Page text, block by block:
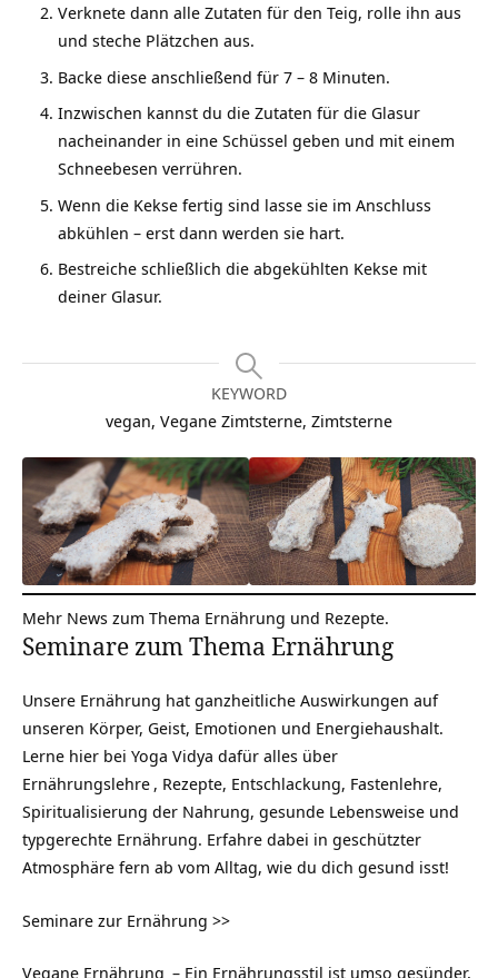
Verknete dann alle Zutaten für den Teig, rolle ihn aus
und steche Plätzchen aus.
Backe diese anschließend für 7 – 8 Minuten.
Inzwischen kannst du die Zutaten für die Glasur
nacheinander in eine Schüssel geben und mit einem
Schneebesen verrühren.
Wenn die Kekse fertig sind lasse sie im Anschluss
abkühlen – erst dann werden sie hart.
Bestreiche schließlich die abgekühlten Kekse mit
deiner Glasur.
KEYWORD
vegan, Vegane Zimtsterne, Zimtsterne
Mehr News zum Thema Ernährung und Rezepte.
Seminare zum Thema Ernährung
Unsere Ernährung hat ganzheitliche Auswirkungen auf
unseren Körper, Geist, Emotionen und Energiehaushalt.
Lerne hier bei Yoga Vidya dafür alles über
Ernährungslehre , Rezepte, Entschlackung, Fastenlehre,
Spiritualisierung der Nahrung, gesunde Lebensweise und
typgerechte Ernährung. Erfahre dabei in geschützter
Atmosphäre fern ab vom Alltag, wie du dich gesund isst!
Seminare zur Ernährung >>
Vegane Ernährung – Ein Ernährungsstil ist umso gesünder,